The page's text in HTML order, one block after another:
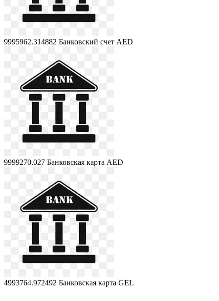
9995962.314882 Банковский счет AED
9999270.027 Банковская карта AED
4993764.972492 Банковская карта GEL